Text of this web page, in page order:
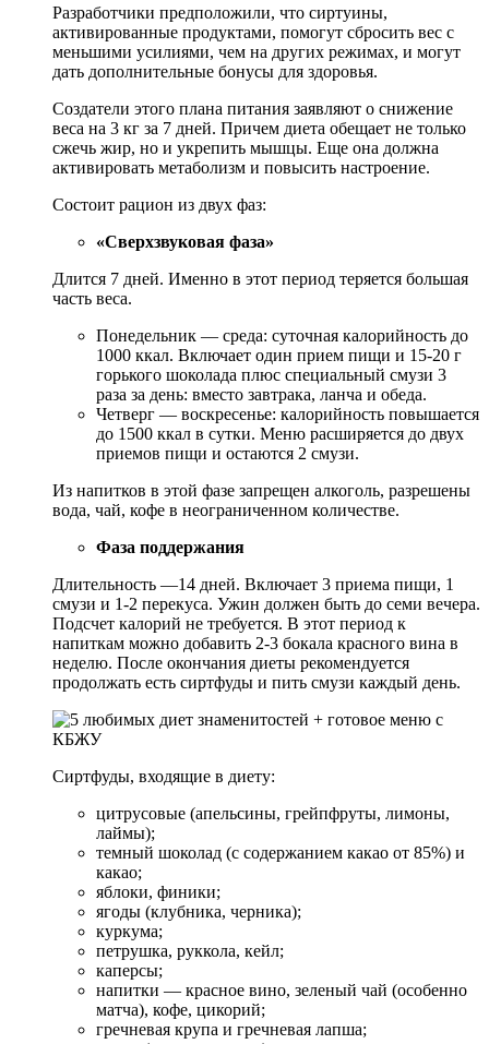
Разработчики предположили, что сиртуины,
активированные продуктами, помогут сбросить вес с
меньшими усилиями, чем на других режимах, и могут
дать дополнительные бонусы для здоровья.
Создатели этого плана питания заявляют о снижение
веса на 3 кг за 7 дней. Причем диета обещает не только
сжечь жир, но и укрепить мышцы. Еще она должна
активировать метаболизм и повысить настроение.
Состоит рацион из двух фаз:
«Сверхзвуковая фаза»
Длится 7 дней. Именно в этот период теряется большая
часть веса.
Понедельник — среда: суточная калорийность до
1000 ккал. Включает один прием пищи и 15-20 г
горького шоколада плюс специальный смузи 3
раза за день: вместо завтрака, ланча и обеда.
Четверг — воскресенье: калорийность повышается
до 1500 ккал в сутки. Меню расширяется до двух
приемов пищи и остаются 2 смузи.
Из напитков в этой фазе запрещен алкоголь, разрешены
вода, чай, кофе в неограниченном количестве.
Фаза поддержания
Длительность —14 дней. Включает 3 приема пищи, 1
смузи и 1-2 перекуса. Ужин должен быть до семи вечера.
Подсчет калорий не требуется. В этот период к
напиткам можно добавить 2-3 бокала красного вина в
неделю. После окончания диеты рекомендуется
продолжать есть сиртфуды и пить смузи каждый день.
Сиртфуды, входящие в диету:
цитрусовые (апельсины, грейпфруты, лимоны,
лаймы);
темный шоколад (с содержанием какао от 85%) и
какао;
яблоки, финики;
ягоды (клубника, черника);
куркума;
петрушка, руккола, кейл;
каперсы;
напитки — красное вино, зеленый чай (особенно
матча), кофе, цикорий;
гречневая крупа и гречневая лапша;